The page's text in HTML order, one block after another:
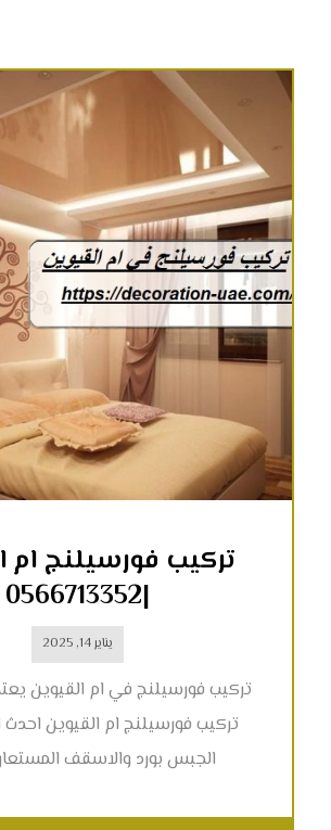
تركيب فورسيلنج ام
|0566713352
يناير 14, 2025
تركيب فورسيلنج في ام القيوين
تركيب فورسيلنج ام القيوين احدث
الجبس بورد والاسقف